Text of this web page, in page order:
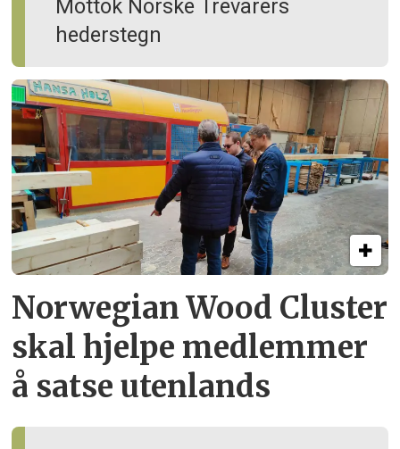
Mottok Norske Trevarers
hederstegn
Norwegian Wood Cluster
skal hjelpe medlemmer
å satse utenlands